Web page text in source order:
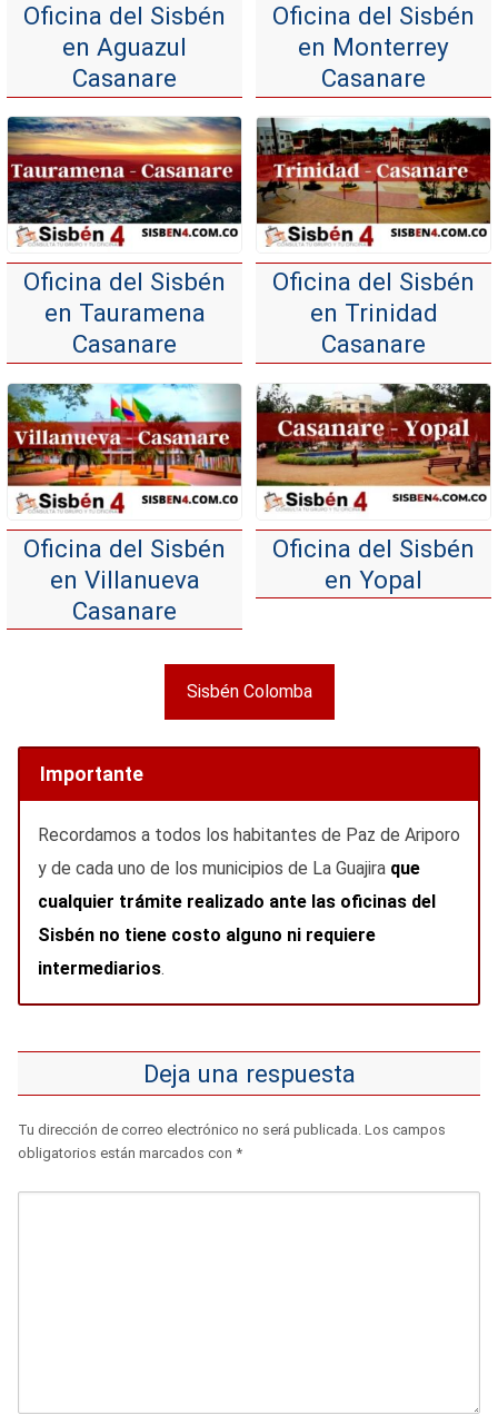
Oficina del Sisbén
en Aguazul
Casanare
Oficina del Sisbén
en Monterrey
Casanare
Oficina del Sisbén
en Tauramena
Casanare
Oficina del Sisbén
en Trinidad
Casanare
Oficina del Sisbén
en Villanueva
Casanare
Oficina del Sisbén
en Yopal
Sisbén Colomba
Importante
Recordamos a todos los habitantes de Paz de Ariporo
y de cada uno de los municipios de La Guajira que
cualquier trámite realizado ante las oficinas del
Sisbén no tiene costo alguno ni requiere
intermediarios.
Deja una respuesta
Tu dirección de correo electrónico no será publicada. Los campos
obligatorios están marcados con *